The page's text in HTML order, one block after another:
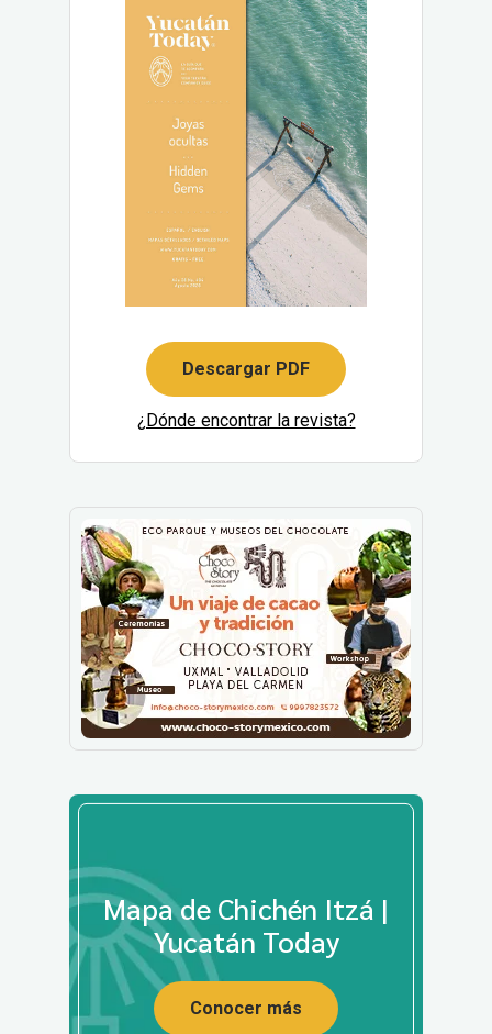
Descargar PDF
¿Dónde encontrar la revista?
Mapa de Chichén Itzá |
Yucatán Today
Conocer más